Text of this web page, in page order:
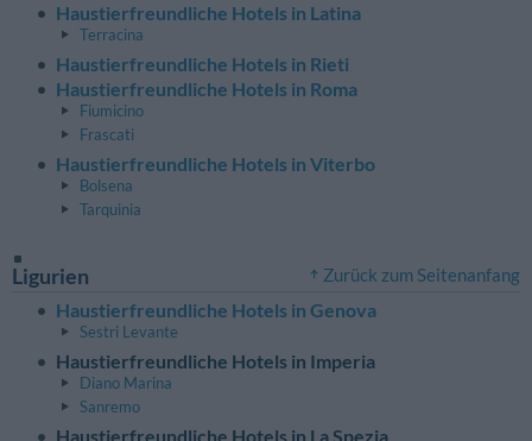
Haustierfreundliche Hotels in Latina
Terracina
Haustierfreundliche Hotels in Rieti
Haustierfreundliche Hotels in Roma
Fiumicino
Frascati
Haustierfreundliche Hotels in Viterbo
Bolsena
Tarquinia
Ligurien Zurück zum Seitenanfang
Haustierfreundliche Hotels in Genova
Sestri Levante
Haustierfreundliche Hotels in Imperia
Diano Marina
Sanremo
Haustierfreundliche Hotels in La Spezia